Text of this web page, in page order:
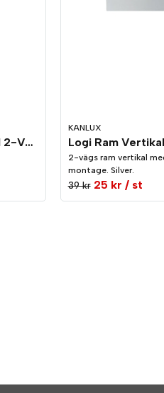
Logi Ram Horisontell 2-Vägs Silver
KANLUX
2-vägs ram vertikal
montage. Silver.
39 kr 25 kr / st